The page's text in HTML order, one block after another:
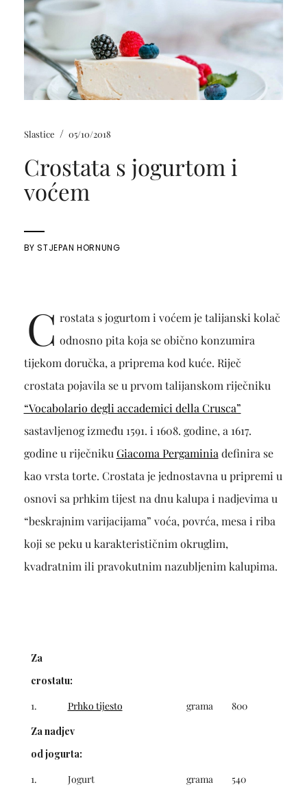
Slastice / 05/10/2018
Crostata s jogurtom i
voćem
BYSTJEPAN HORNUNG
C rostata s jogurtom i voćem je talijanski kolač
odnosno pita koja se obično konzumira
tijekom doručka, a priprema kod kuće. Riječ
crostata pojavila se u prvom talijanskom riječniku
“Vocabolario degli accademici della Crusca”
sastavljenog između 1591. i 1608. godine, a 1617.
godine u riječniku Giacoma Pergaminia definira se
kao vrsta torte. Crostata je jednostavna u pripremi u
osnovi sa prhkim tijest na dnu kalupa i nadjevima u
“beskrajnim varijacijama” voća, povrća, mesa i riba
koji se peku u karakterističnim okruglim,
kvadratnim ili pravokutnim nazubljenim kalupima.
Za
crostatu:
1.
Prhko tijesto grama
800
Za nadjev
od jogurta:
1.
Jogurt grama 540